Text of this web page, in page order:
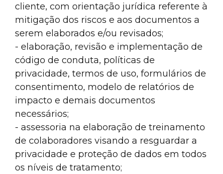
cliente, com orientação jurídica referente à
mitigação dos riscos e aos documentos a
serem elaborados e/ou revisados;
- elaboração, revisão e implementação de
código de conduta, políticas de
privacidade, termos de uso, formulários de
consentimento, modelo de relatórios de
impacto e demais documentos
necessários;
- assessoria na elaboração de treinamento
de colaboradores visando a resguardar a
privacidade e proteção de dados em todos
os níveis de tratamento;